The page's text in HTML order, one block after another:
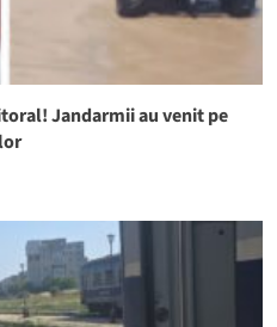
Jandarmii au venit pe